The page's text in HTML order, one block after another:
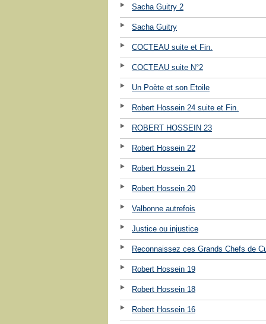
Sacha Guitry 2
Sacha Guitry
COCTEAU suite et Fin.
COCTEAU suite N°2
Un Poète et son Etoile
Robert Hossein 24 suite et Fin.
ROBERT HOSSEIN 23
Robert Hossein 22
Robert Hossein 21
Robert Hossein 20
Valbonne autrefois
Justice ou injustice
Reconnaissez ces Grands Chefs de
Robert Hossein 19
Robert Hossein 18
Robert Hossein 16